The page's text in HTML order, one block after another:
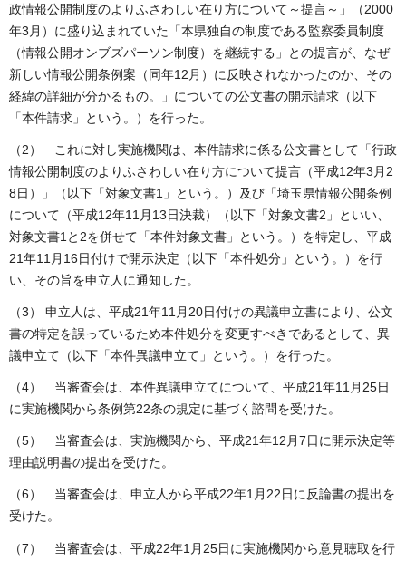
政情報公開制度のよりふさわしい在り方について～提言～」（2000
年3月）に盛り込まれていた「本県独自の制度である監察委員制度
（情報公開オンブズパーソン制度）を継続する」との提言が、なぜ
新しい情報公開条例案（同年12月）に反映されなかったのか、その
経緯の詳細が分かるもの。」についての公文書の開示請求（以下
「本件請求」という。）を行った。
（2） これに対し実施機関は、本件請求に係る公文書として「行政
情報公開制度のよりふさわしい在り方について提言（平成12年3月2
8日）」（以下「対象文書1」という。）及び「埼玉県情報公開条例
について（平成12年11月13日決裁）（以下「対象文書2」といい、
対象文書1と2を併せて「本件対象文書」という。）を特定し、平成
21年11月16日付けで開示決定（以下「本件処分」という。）を行
い、その旨を申立人に通知した。
（3） 申立人は、平成21年11月20日付けの異議申立書により、公文
書の特定を誤っているため本件処分を変更すべきであるとして、異
議申立て（以下「本件異議申立て」という。）を行った。
（4） 当審査会は、本件異議申立てについて、平成21年11月25日
に実施機関から条例第22条の規定に基づく諮問を受けた。
（5） 当審査会は、実施機関から、平成21年12月7日に開示決定等
理由説明書の提出を受けた。
（6） 当審査会は、申立人から平成22年1月22日に反論書の提出を
受けた。
（7） 当審査会は、平成22年1月25日に実施機関から意見聴取を行